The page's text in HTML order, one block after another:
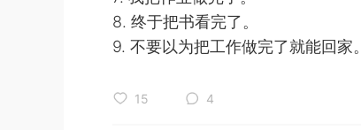
8. 终于把书看完了。
9. 不要以为把工作做完了就能回家。
15 4